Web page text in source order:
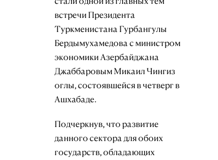
встречи Президента
Туркменистана Гурбангулы
Бердымухамедова с министром
экономики Азербайджана
Джаббаровым Микаил Чингиз
оглы, состоявшейся в четверг в
Ашхабаде.
Подчеркнув, что развитие
данного сектора для обоих
государств, обладающих